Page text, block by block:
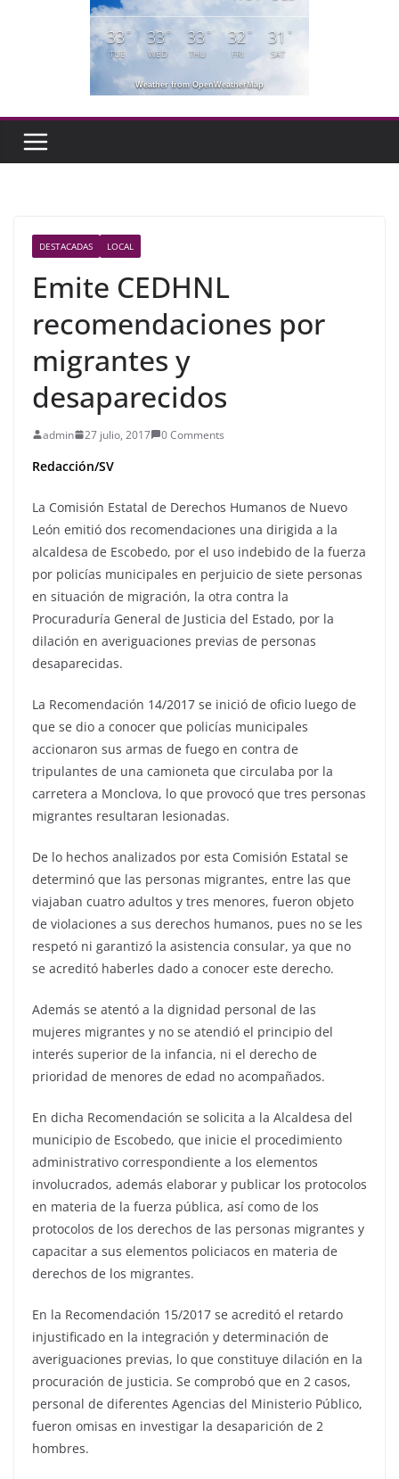
33°
TUE
33°
WED
33°
THU
32°
FRI
31 °
SAT
Weather from OpenWeatherMap
DESTACADAS LOCAL
Emite CEDHNL
recomendaciones por
migrantes y
desaparecidos
admin 27 julio, 2017 0 Comments
Redacción/SV
La Comisión Estatal de Derechos Humanos de Nuevo
León emitió dos recomendaciones una dirigida a la
alcaldesa de Escobedo, por el uso indebido de la fuerza
por policías municipales en perjuicio de siete personas
en situación de migración, la otra contra la
Procuraduría General de Justicia del Estado, por la
dilación en averiguaciones previas de personas
desaparecidas.
La Recomendación 14/2017 se inició de oficio luego de
que se dio a conocer que policías municipales
accionaron sus armas de fuego en contra de
tripulantes de una camioneta que circulaba por la
carretera a Monclova, lo que provocó que tres personas
migrantes resultaran lesionadas.
De lo hechos analizados por esta Comisión Estatal se
determinó que las personas migrantes, entre las que
viajaban cuatro adultos y tres menores, fueron objeto
de violaciones a sus derechos humanos, pues no se les
respetó ni garantizó la asistencia consular, ya que no
se acreditó haberles dado a conocer este derecho.
Además se atentó a la dignidad personal de las
mujeres migrantes y no se atendió el principio del
interés superior de la infancia, ni el derecho de
prioridad de menores de edad no acompañados.
En dicha Recomendación se solicita a la Alcaldesa del
municipio de Escobedo, que inicie el procedimiento
administrativo correspondiente a los elementos
involucrados, además elaborar y publicar los protocolos
en materia de la fuerza pública, así como de los
protocolos de los derechos de las personas migrantes y
capacitar a sus elementos policiacos en materia de
derechos de los migrantes.
En la Recomendación 15/2017 se acreditó el retardo
injustificado en la integración y determinación de
averiguaciones previas, lo que constituye dilación en la
procuración de justicia. Se comprobó que en 2 casos,
personal de diferentes Agencias del Ministerio Público,
fueron omisas en investigar la desaparición de 2
hombres.